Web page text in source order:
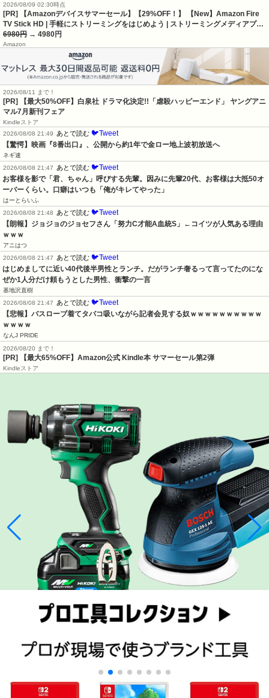
2026/08/09 02:30時点
[PR] 【Amazonデバイスサマーセール】【29%OFF！】 【New】Amazon Fire
TV Stick HD | 手軽にストリーミングをはじめよう | ストリーミングメディアプ…
6980円 → 4980円
Amazon
2026/08/11 まで！
[PR] 【最大50%OFF】白泉社 ドラマ化決定!!「虐殺ハッピーエンド」 ヤングアニ
マル7月新刊フェア
Kindleストア
2026/08/08 21:49
あとで読む 🐦Tweet
【驚愕】映画『8番出口』、公開から約1年で金ロー地上波初放送へ
ネギ速
2026/08/08 21:47
あとで読む 🐦Tweet
お客様を影で「君、ちゃん」呼びする先輩。因みに先輩20代、お客様は大抵50オ
ーバーくらい。口癖はいつも「俺がキレてやった」
はーとらいふ
2026/08/08 21:48
あとで読む 🐦Tweet
【朗報】ジョジョのジョセフさん「努力C才能A血統S」←コイツが人気ある理由
ｗｗｗ
アニはつ
2026/08/08 21:47
あとで読む 🐦Tweet
はじめましてに近い40代後半男性とランチ。だがランチ奢るって言ってたのにな
ぜか1人分だけ頼もうとした男性、衝撃の一言
基地沢直樹
2026/08/08 21:47
あとで読む 🐦Tweet
【悲報】バスローブ着てタバコ吸いながら記者会見する奴ｗｗｗｗｗｗｗｗｗｗ
ｗｗｗｗ
なんJ PRIDE
2026/08/20 まで！
[PR] 【最大65%OFF】Amazon公式 Kindle本 サマーセール第2弾
Kindleストア